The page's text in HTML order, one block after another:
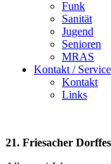
Funk
Sanität
Jugend
Senioren
MRAS
Kontakt / Service
Kontakt
Links
21. Friesacher